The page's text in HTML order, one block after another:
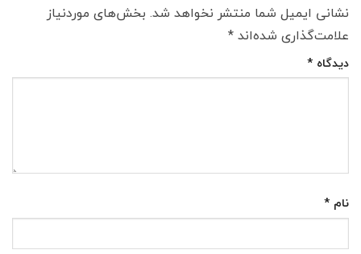
نشانی ایمیل شما منتشر نخواهد شد. بخش‌های موردنیاز
علامت‌گذاری شده‌اند*
دیدگاه *
نام *